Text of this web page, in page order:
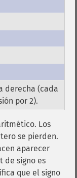
derecha (cada
por 2).
Los
se pierden.
aparecer
de signo es
que el signo